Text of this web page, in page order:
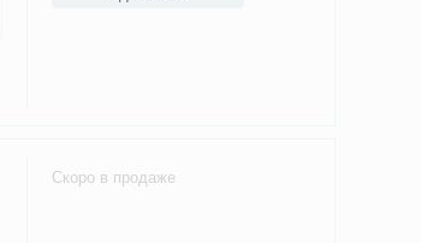
Скоро в продаже